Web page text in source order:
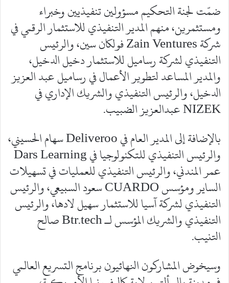
ضمّت لجنة التحكيم مسؤولين تنفيذيين وخبراء
ومستثمرين، منهم المدير التنفيذي للاستثمار الرقمي في
شركة Zain Ventures فولكان سين، والرئيس
التنفيذي لشركة رساميل للاستثمار دخيل الدخيل،
والمدير المساعد لتطوير الأعمال في رساميل عبد العزيز
الدخيل، والرئيس التنفيذي والشريك الإداري في
NIZEK عبدالعزيز الضبيب.
بالإضافة إلى المدير العام في Deliveroo سهام الحسيني،
والرئيس التنفيذي للتكنولوجيا في Dars Learning
عمر المندني، والرئيس التنفيذي للعمليات في تسهيلات
الساير ومؤسس CUARDO سعود السبيعي، والرئيس
التنفيذي لشركة آسيا للاستثمار سهيل لادها، والرئيس
التنفيذي والشريك المؤسس لـ Btr.tech صالح
التنيب.
وسيخوض المشاركون النهائيون برنامج التسريع العالمي